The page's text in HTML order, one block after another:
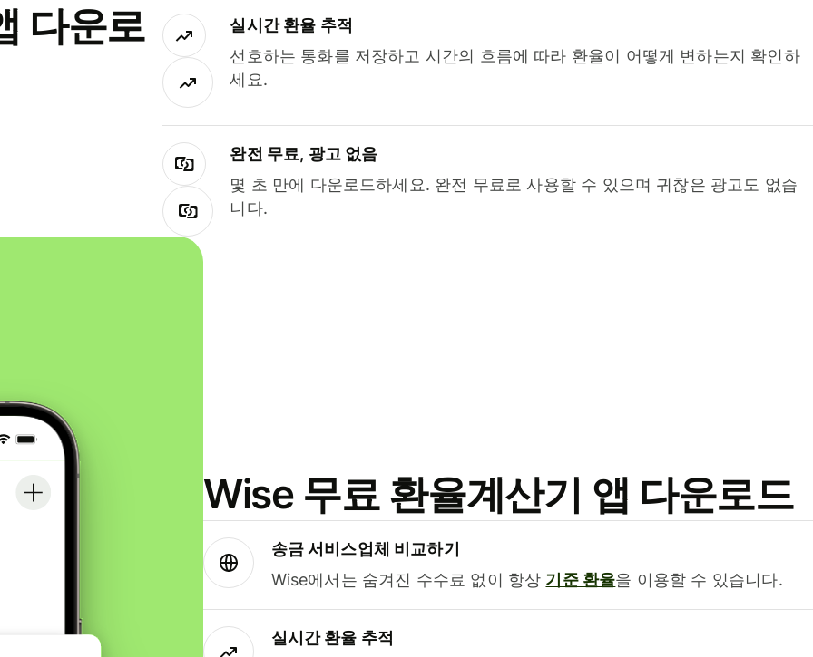
다운로
실시간 환율 추적
선호하는 통화를 저장하고 시간의 흐름에 따라 환율이 어떻게 변하는지 확인하
세요.
완전 무료, 광고 없음
몇 초 만에 다운로드하세요. 완전 무료로 사용할 수 있으며 귀찮은 광고도 없습
니다.
Wise 무료 환율계산기 앱 다운로드
송금 서비스업체 비교하기
Wise에서는 숨겨진 수수료 없이 항상 기준 환율을 이용할 수 있습니다.
실시간 환율 추적